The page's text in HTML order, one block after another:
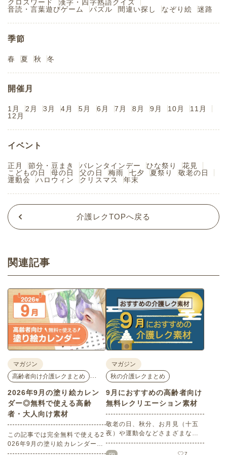
クロスワード
漢字・四字熟語クイズ
音読・言葉遊びゲーム
パズル 間違い探し なぞり絵 迷路
季節
春 夏 秋 冬
開催月
1月 2月 3月 4月 5月 6月 7月 8月 9月 10月
11月
12月
イベント
正月 節分・豆まき バレンタインデー ひな祭り
花見
こどもの日
母の日 父の日 梅雨 七夕 夏祭り
敬老の日
運動会
ハロウィン クリスマス 年末
介護レクTOPへ戻る
関連記事
マガジン
高齢者向け介護レクまとめ
2026年9月の塗り絵カレン
ダー◎無料で使える高齢
者・大人向け素材
この記事では完全無料で使える2
026年9月の塗り絵カレンダーを
ご紹介します。人気で定番のお
マガジン
秋の介護レクまとめ
9月におすすめの高齢者向け
無料レクリエーション素材
敬老の日、秋分、お月見（十五
夜）や運動会などさまざまなイ
ベント目白押しの9月。本記事で
は9月にぜひチャレンジしていた
zip 7